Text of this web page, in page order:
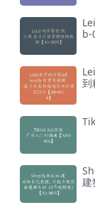
b-
到
建